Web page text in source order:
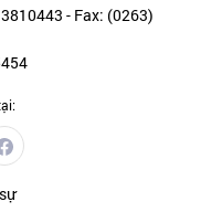
- Fax: (0263)